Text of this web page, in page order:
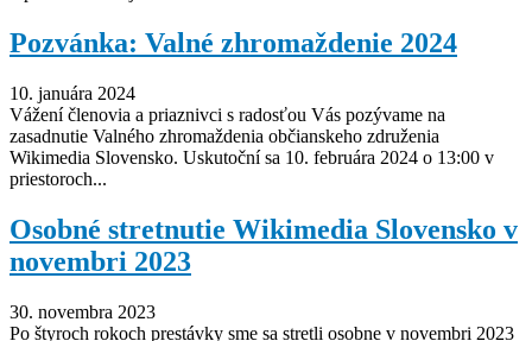
Pozvánka: Valné zhromaždenie 2024
10. januára 2024
Vážení členovia a priaznivci s radosťou Vás pozývame na
zasadnutie Valného zhromaždenia občianskeho združenia
Wikimedia Slovensko. Uskutoční sa 10. februára 2024 o 13:00 v
priestoroch...
Osobné stretnutie Wikimedia Slovensko v
novembri 2023
30. novembra 2023
Po štyroch rokoch prestávky sme sa stretli osobne v novembri 2023